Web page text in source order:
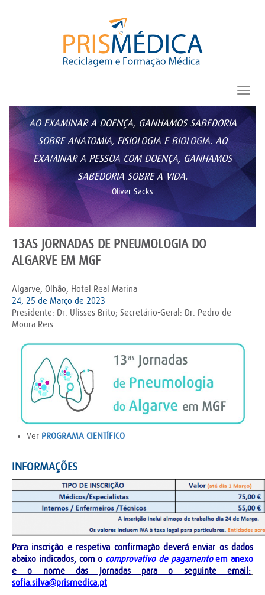
AO EXAMINAR A DOENÇA, GANHAMOS SABEDORIA
SOBRE ANATOMIA, FISIOLOGIA E BIOLOGIA. AO
EXAMINAR A PESSOA COM DOENÇA, GANHAMOS
SABEDORIA SOBRE A VIDA.
Oliver Sacks
13AS JORNADAS DE PNEUMOLOGIA DO
ALGARVE EM MGF
Algarve, Olhão, Hotel Real Marina
24, 25 de Março de 2023
Presidente: Dr. Ulisses Brito; Secretário-Geral: Dr. Pedro de
Moura Reis
Ver PROGRAMA CIENTÍFICO
INFORMAÇÕES
Para inscrição e respetiva confirmação deverá enviar os dados
abaixo indicados, com o comprovativo de pagamento em anexo
e o nome das Jornadas para o seguinte email:
sofia.silva@prismedica.pt